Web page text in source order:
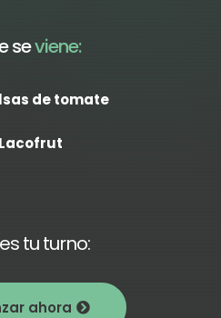
seviene:
de tomate
tu turno:
ahora